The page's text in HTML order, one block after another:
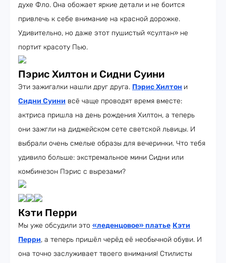
духе Фло. Она обожает яркие детали и не боится
привлечь к себе внимание на красной дорожке.
Удивительно, но даже этот пушистый «султан» не
портит красоту Пью.
Пэрис Хилтон и Сидни Суини
Эти зажигалки нашли друг друга. Пэрис Хилтон и
Сидни Суини всё чаще проводят время вместе:
актриса пришла на день рождения Хилтон, а теперь
они зажгли на диджейском сете светской львицы. И
выбрали очень смелые образы для вечеринки. Что тебя
удивило больше: экстремальное мини Сидни или
комбинезон Пэрис с вырезами?
Кэти Перри
Мы уже обсудили это «леденцовое» платье Кэти
Перри, а теперь пришёл черёд её необычной обуви. И
она точно заслуживает твоего внимания! Стилисты